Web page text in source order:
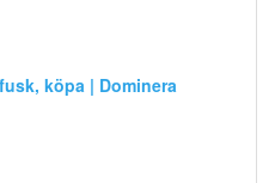
köpa | Dominera